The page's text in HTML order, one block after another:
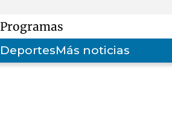
Programas
DeportesMás noticias